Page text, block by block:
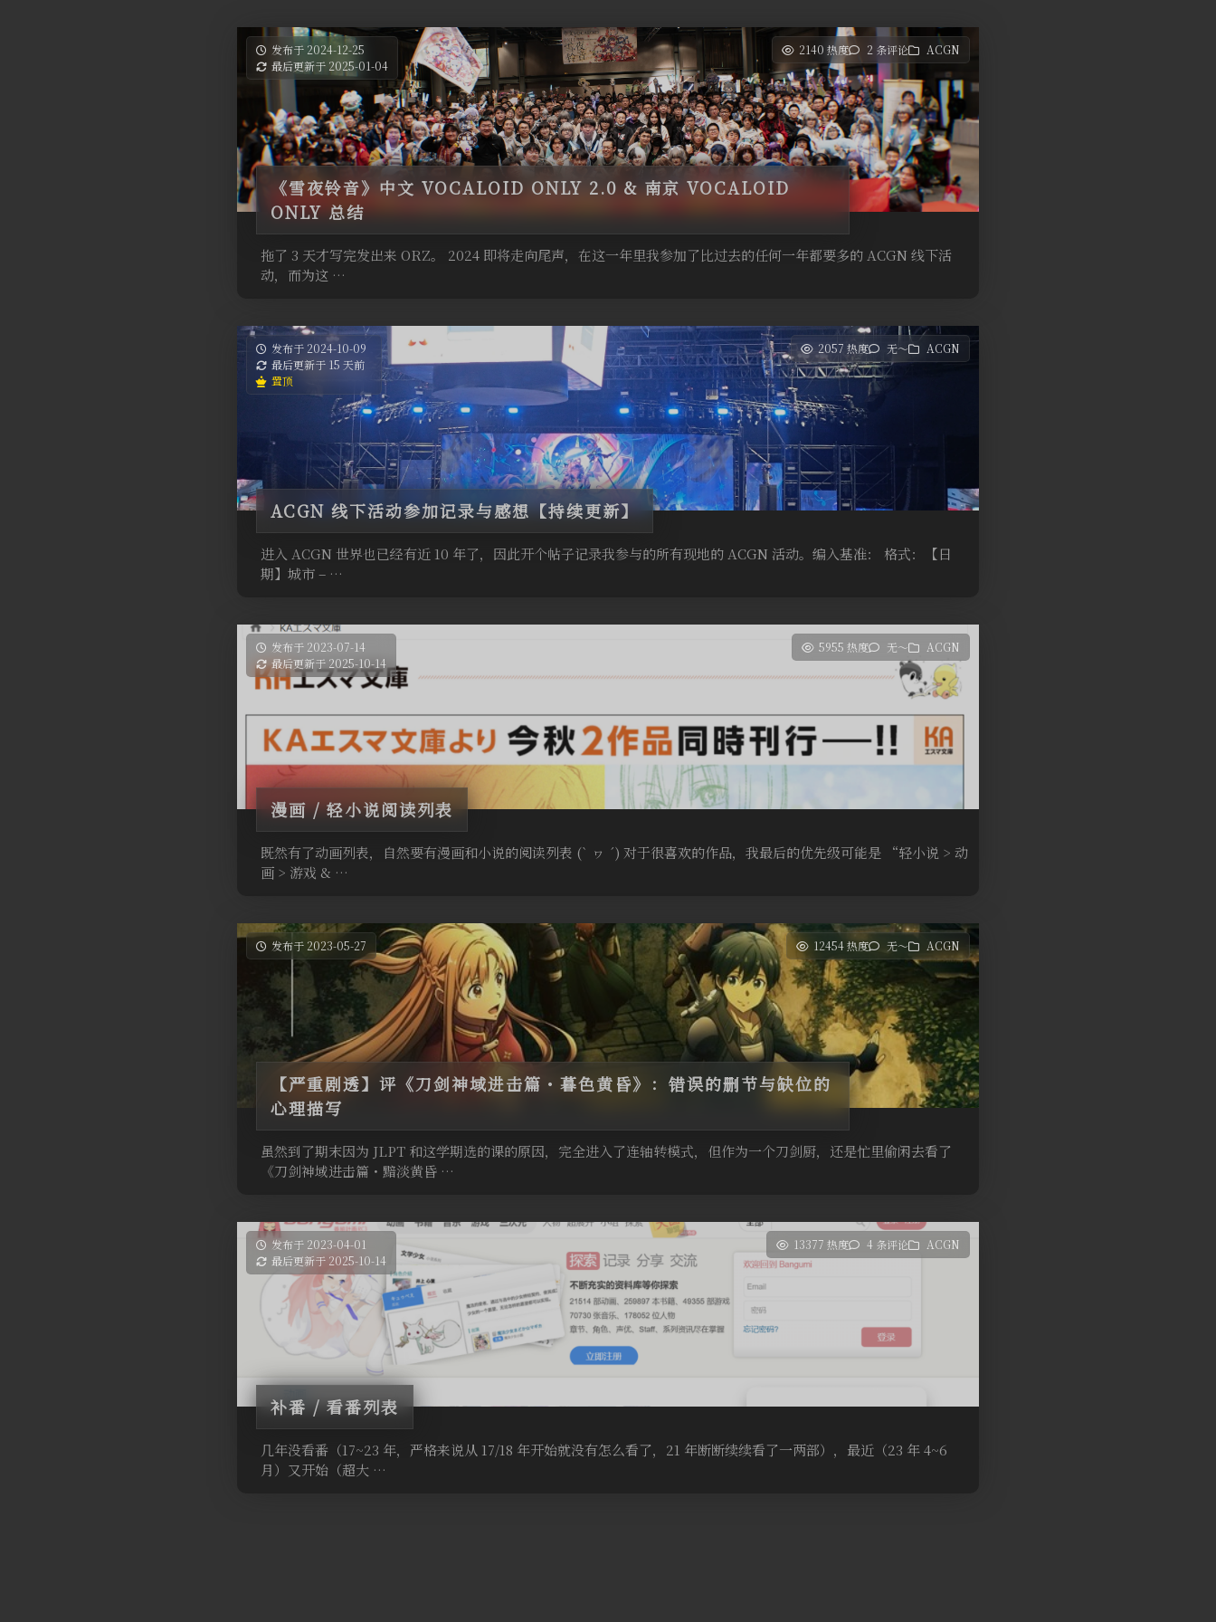
发布于 2024-12-25
最后更新于 2025-01-04
2140 热度 2 条评论 ACGN
《雪夜铃音》中文 VOCALOID ONLY 2.0 & 南京 VOCALOID
ONLY 总结
拖了 3 天才写完发出来 ORZ。 2024 即将走向尾声，在这一年里我参加了比过去的任何一年都要多的 ACGN 线下活
动，而为这 …
发布于 2024-10-09
最后更新于 15 天前
置顶
2057 热度 无～ ACGN
ACGN 线下活动参加记录与感想【持续更新】
进入 ACGN 世界也已经有近 10 年了，因此开个帖子记录我参与的所有现地的 ACGN 活动。编入基准： 格式：【日
期】城市 – …
发布于 2023-07-14
最后更新于 2025-10-14
5955 热度 无～ ACGN
漫画 / 轻小说阅读列表
既然有了动画列表，自然要有漫画和小说的阅读列表 (` ヮ ´) 对于很喜欢的作品，我最后的优先级可能是 “轻小说 > 动
画 > 游戏 & …
发布于 2023-05-27 12454 热度 无～ ACGN
【严重剧透】评《刀剑神域进击篇・暮色黄昏》：错误的删节与缺位的
心理描写
虽然到了期末因为 JLPT 和这学期选的课的原因，完全进入了连轴转模式，但作为一个刀剑厨，还是忙里偷闲去看了
《刀剑神域进击篇・黯淡黄昏 …
发布于 2023-04-01
最后更新于 2025-10-14
13377 热度 4 条评论 ACGN
补番 / 看番列表
几年没看番（17~23 年，严格来说从 17/18 年开始就没有怎么看了，21 年断断续续看了一两部），最近（23 年 4~6
月）又开始（超大 …